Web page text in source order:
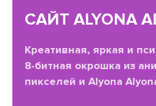
САЙТ ALYONA
Креативная, яркая и
8-битная окрошка из
пикселей и Alyona